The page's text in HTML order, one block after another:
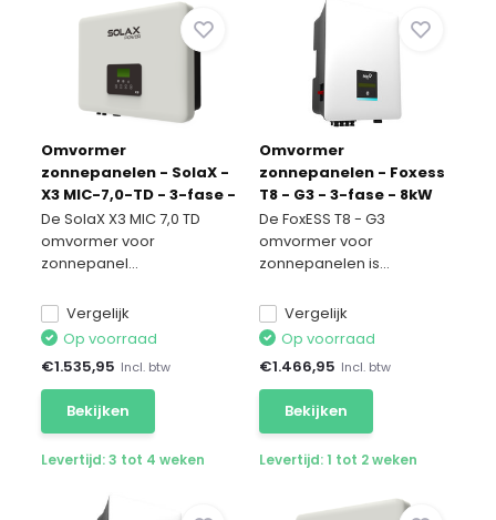
Omvormer
zonnepanelen - SolaX -
X3 MIC-7,0-TD - 3-fase -
7kW
De SolaX X3 MIC 7,0 TD
omvormer voor
zonnepanel...
Vergelijk
Op voorraad
€1.535,95 Incl. btw
Bekijken
Levertijd: 3 tot 4 weken
Omvormer
zonnepanelen - Foxess
T8 - G3 - 3-fase - 8kW
De FoxESS T8 - G3
omvormer voor
zonnepanelen is...
Vergelijk
Op voorraad
€1.466,95 Incl. btw
Bekijken
Levertijd: 1 tot 2 weken